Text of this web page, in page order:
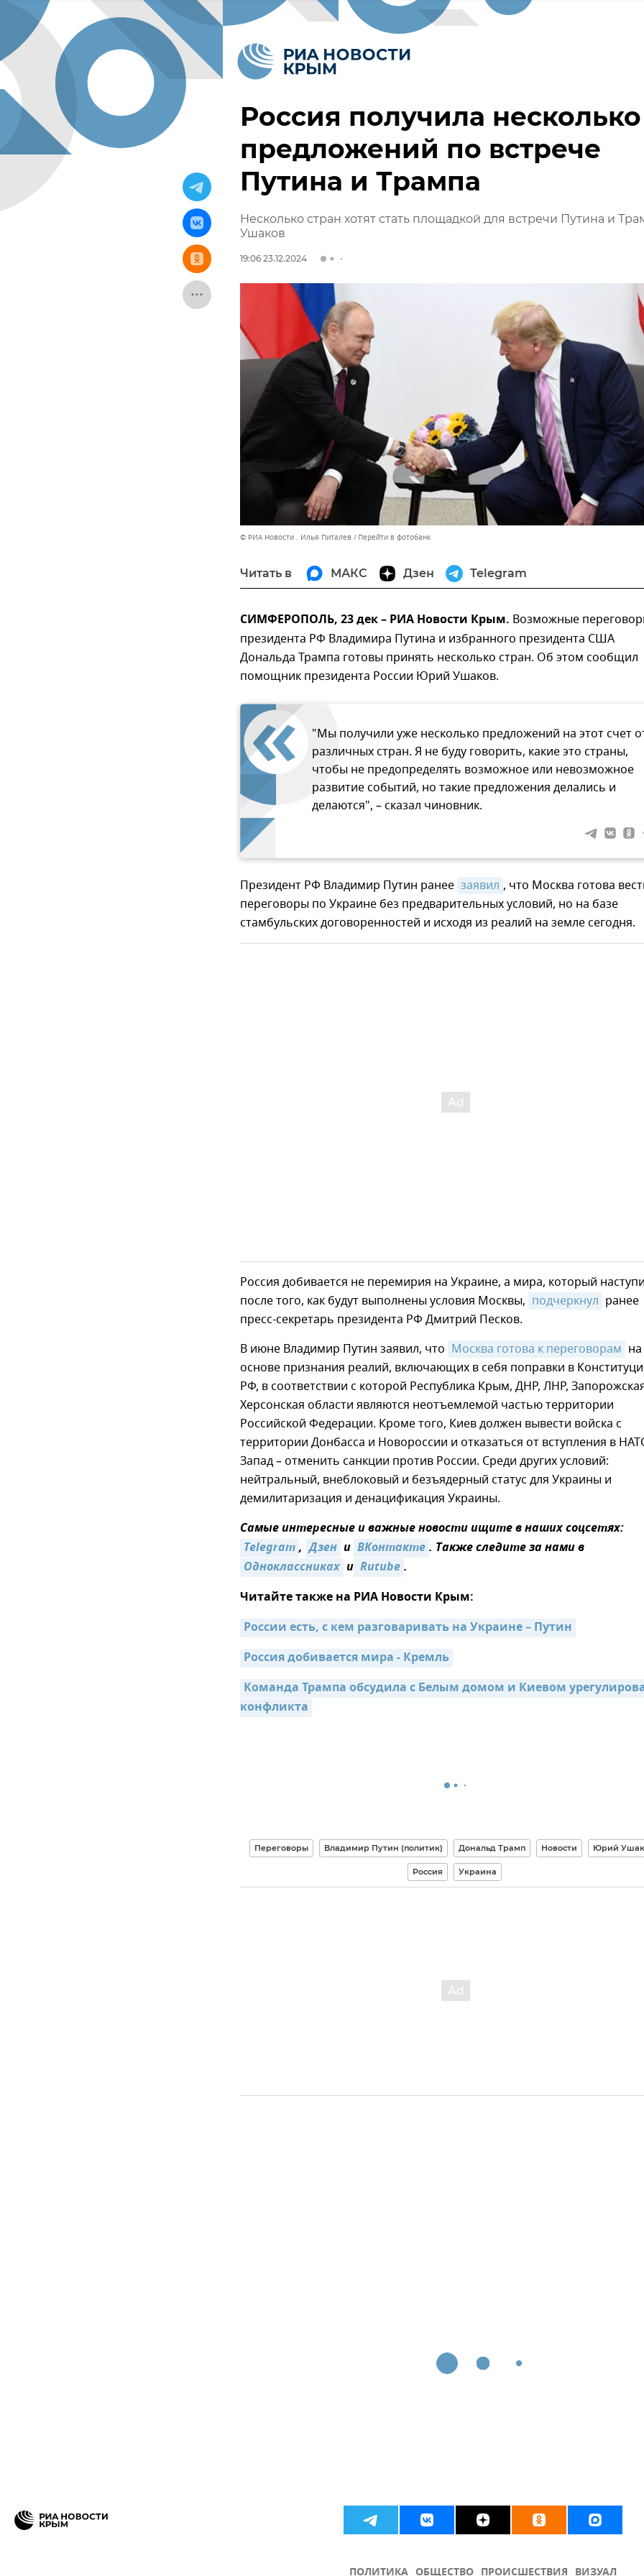
Россия получила несколько
предложений по встрече
Путина и Трампа
Несколько стран хотят стать площадкой для встречи Путина и
Ушаков
19:06 23.12.2024
© РИА Новости . Илья Питалев Перейти в фотобанк
Читать в МАКС Дзен Telegram
СИМФЕРОПОЛЬ, 23 дек – РИА Новости Крым. Возможные
президента РФ Владимира Путина и избранного президента США
Дональда Трампа готовы принять несколько стран. Об этом сообщил
помощник президента России Юрий Ушаков.
"Мы получили уже несколько предложений на этот счет
различных стран. Я не буду говорить, какие это страны,
чтобы не предопределять возможное или невозможное
развитие событий, но такие предложения делались и
делаются", – сказал чиновник.
Президент РФ Владимир Путин ранее заявил , что Москва готова
переговоры по Украине без предварительных условий, но на базе
стамбульских договоренностей и исходя из реалий на земле сегодня.
Россия добивается не перемирия на Украине, а мира, который
после того, как будут выполнены условия Москвы, подчеркнул ранее
пресс-секретарь президента РФ Дмитрий Песков.
В июне Владимир Путин заявил, что Москва готова к переговорам на
основе признания реалий, включающих в себя поправки в
РФ, в соответствии с которой Республика Крым, ДНР, ЛНР,
Херсонская области являются неотъемлемой частью территории
Российской Федерации. Кроме того, Киев должен вывести войска с
территории Донбасса и Новороссии и отказаться от вступления в
Запад – отменить санкции против России. Среди других условий:
нейтральный, внеблоковый и безъядерный статус для Украины и
демилитаризация и денацификация Украины.
Самые интересные и важные новости ищите в наших соцсетях:
Telegram, Дзен и ВКонтакте. Также следите за нами в
Одноклассниках и Rutube.
Читайте также на РИА Новости Крым:
России есть, с кем разговаривать на Украине – Путин
Россия добивается мира - Кремль
Команда Трампа обсудила с Белым домом и Киевом
конфликта
Переговоры Владимир Путин (политик) Дональд Трамп Новости Юрий
Россия Украина
ПОЛИТИКА ОБЩЕСТВО ПРОИСШЕСТВИЯ ВИЗУАЛ